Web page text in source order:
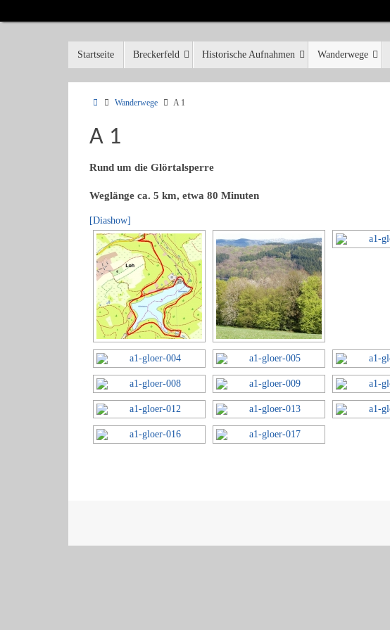
Startseite Breckerfeld Historische Aufnahmen Wanderwege
Wanderwege A 1
A 1
Rund um die Glörtalsperre
Weglänge ca. 5 km, etwa 80 Minuten
[Diashow]